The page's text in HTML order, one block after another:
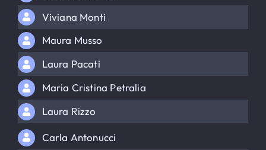
Viviana Monti
Maura Musso
Laura Pacati
Maria Cristina Petralia
Laura Rizzo
Carla Antonucci